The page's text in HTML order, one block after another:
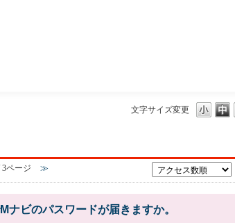
文字サイズ変更
3ページ ≫
ビのパスワードが届きますか。